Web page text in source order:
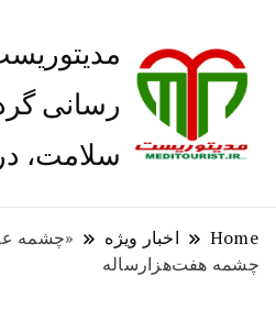
رسانی
سلامت،
Home اخبار ویژه
«چشمه
چشمه هفت‌هزارساله